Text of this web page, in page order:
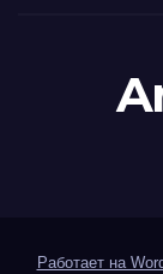
Работает на